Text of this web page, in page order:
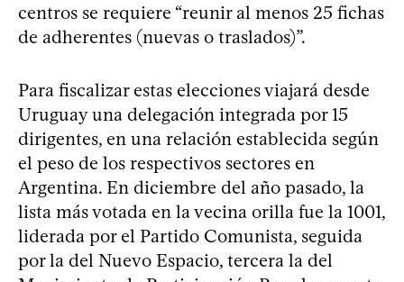
centros se requiere “reunir al menos 25 fichas
de adherentes (nuevas o traslados)”.
Para fiscalizar estas elecciones viajará desde
Uruguay una delegación integrada por 15
dirigentes, en una relación establecida según
el peso de los respectivos sectores en
Argentina. En diciembre del año pasado, la
lista más votada en la vecina orilla fue la 1001,
liderada por el Partido Comunista, seguida
por la del Nuevo Espacio, tercera la del